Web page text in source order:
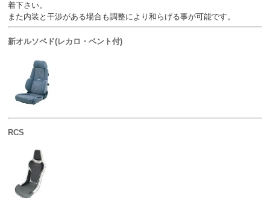
着下さい。
また内装と干渉がある場合も調整により和らげる事が可能です。
新オルソペド(レカロ・ベント付)
RCS